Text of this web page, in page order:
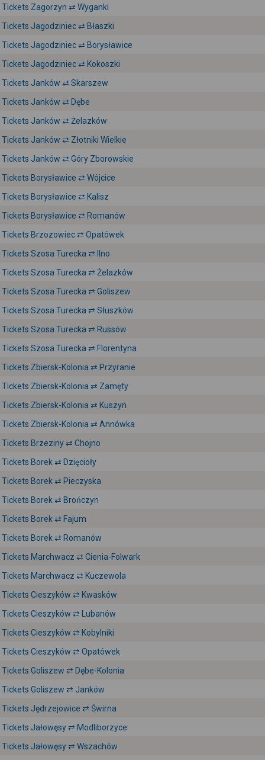
Tickets Zagorzyn ⇄ Wyganki
Tickets Jagodziniec ⇄ Błaszki
Tickets Jagodziniec ⇄ Borysławice
Tickets Jagodziniec ⇄ Kokoszki
Tickets Janków ⇄ Skarszew
Tickets Janków ⇄ Dębe
Tickets Janków ⇄ Żelazków
Tickets Janków ⇄ Złotniki Wielkie
Tickets Janków ⇄ Góry Zborowskie
Tickets Borysławice ⇄ Wójcice
Tickets Borysławice ⇄ Kalisz
Tickets Borysławice ⇄ Romanów
Tickets Brzozowiec ⇄ Opatówek
Tickets Szosa Turecka ⇄ Ilno
Tickets Szosa Turecka ⇄ Żelazków
Tickets Szosa Turecka ⇄ Goliszew
Tickets Szosa Turecka ⇄ Słuszków
Tickets Szosa Turecka ⇄ Russów
Tickets Szosa Turecka ⇄ Florentyna
Tickets Zbiersk-Kolonia ⇄ Przyranie
Tickets Zbiersk-Kolonia ⇄ Zamęty
Tickets Zbiersk-Kolonia ⇄ Kuszyn
Tickets Zbiersk-Kolonia ⇄ Annówka
Tickets Brzeziny ⇄ Chojno
Tickets Borek ⇄ Dzięcioły
Tickets Borek ⇄ Pieczyska
Tickets Borek ⇄ Brończyn
Tickets Borek ⇄ Fajum
Tickets Borek ⇄ Romanów
Tickets Marchwacz ⇄ Cienia-Folwark
Tickets Marchwacz ⇄ Kuczewola
Tickets Cieszyków ⇄ Kwasków
Tickets Cieszyków ⇄ Lubanów
Tickets Cieszyków ⇄ Kobylniki
Tickets Cieszyków ⇄ Opatówek
Tickets Goliszew ⇄ Dębe-Kolonia
Tickets Goliszew ⇄ Janków
Tickets Jędrzejowice ⇄ Świrna
Tickets Jałowęsy ⇄ Modliborzyce
Tickets Jałowęsy ⇄ Wszachów